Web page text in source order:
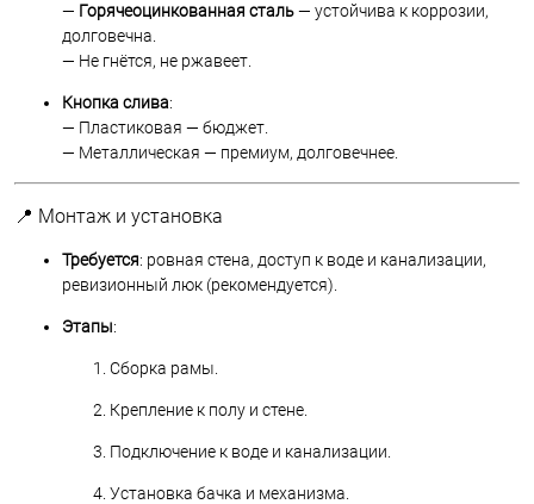
— Горячеоцинкованная сталь— устойчива к коррозии,
долговечна.
— Не гнётся, не ржавеет.
Кнопка слива:
— Пластиковая — бюджет.
— Металлическая — премиум, долговечнее.
📍 Монтаж и установка
Требуется: ровная стена, доступ к воде и канализации,
ревизионный люк (рекомендуется).
Этапы:
Сборка рамы.
Крепление к полу и стене.
Подключение к воде и канализации.
Установка бачка и механизма.